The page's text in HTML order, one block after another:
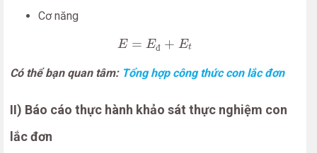
Cơ năng
E = Eđ + Et
E= đ+E
Có thể bạn quan tâm: Tổng hợp công thức con lắc đơn
II) Báo cáo thực hành khảo sát thực nghiệm con
lắc đơn